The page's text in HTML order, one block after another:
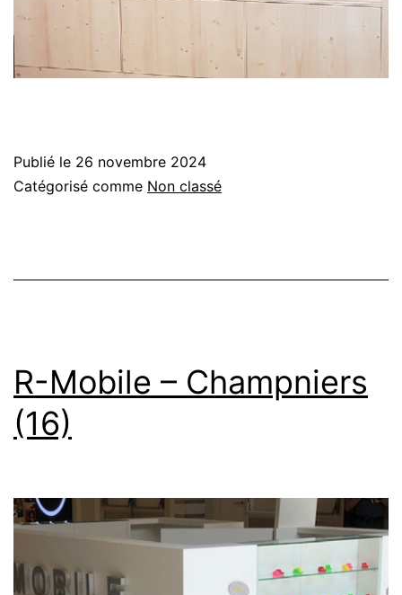
Publié le 26 novembre 2024
Catégorisé comme Non classé
R-Mobile – Champniers
(16)